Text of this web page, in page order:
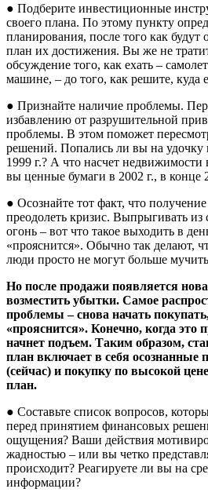
● Подберите инвестиционные
своего плана. По этому пункту
планирования, после того как
план их достижения. Вы же не
обсуждение того, как ехать –
машине, – до того, как решите, куда
● Признайте наличие проблемы.
избавлению от разрушительной
проблемы. В этом поможет
решений. Попались ли вы на удочку
1999 г.? А что насчет недвижимости
вы ценные бумаги в 2002 г., в конце
● Осознайте тот факт, что
преодолеть кризис. Выпрыгивать
огонь – вот что такое выходить в
«прояснится». Обычно так делают,
люди просто не могут больше
Но после продажи появляется
возместить убытки. Самое
проблемы – снова начать
«прояснится». Конечно, когда это
начнет подъем. Таким образом,
план включает в себя осознанные
(сейчас) и покупку по высокой
план.
● Составьте список вопросов,
перед принятием финансовых
ощущения? Ваши действия
жадностью – или вы четко
происходит? Реагируете ли вы на
информации?